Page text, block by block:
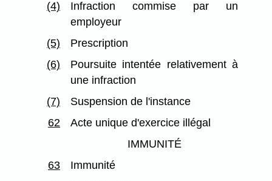
(4)
Infraction commise par un
employeur
(5)
Prescription
(6)
Poursuite intentée relativement à
une infraction
(7)
Suspension de l'instance
62
Acte unique d'exercice illégal
IMMUNITÉ
63
Immunité